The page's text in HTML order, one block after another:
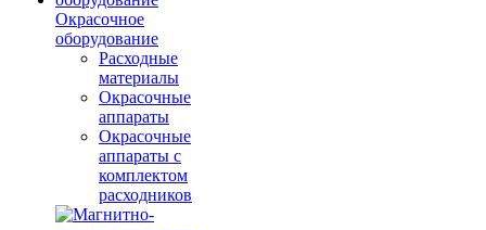
Окрасочное
оборудование
Расходные
материалы
Окрасочные
аппараты
Окрасочные
аппараты с
комплектом
расходников